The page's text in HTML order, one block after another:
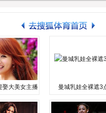
娶大美女主播 曼城乳娃全裸遮3